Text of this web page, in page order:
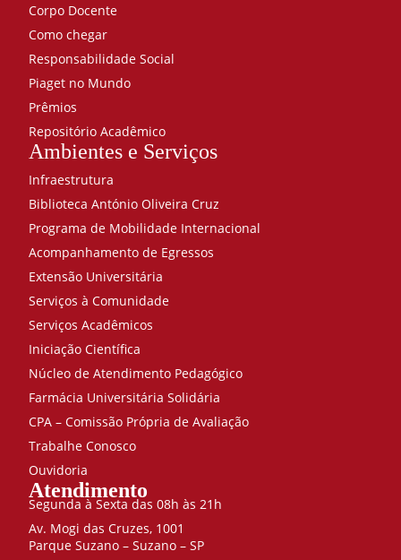
Corpo Docente
Como chegar
Responsabilidade Social
Piaget no Mundo
Prêmios
Repositório Acadêmico
Ambientes e Serviços
Infraestrutura
Biblioteca António Oliveira Cruz
Programa de Mobilidade Internacional
Acompanhamento de Egressos
Extensão Universitária
Serviços à Comunidade
Serviços Acadêmicos
Iniciação Científica
Núcleo de Atendimento Pedagógico
Farmácia Universitária Solidária
CPA – Comissão Própria de Avaliação
Trabalhe Conosco
Ouvidoria
Atendimento
Segunda à Sexta das 08h às 21h
Av. Mogi das Cruzes, 1001
Parque Suzano – Suzano – SP